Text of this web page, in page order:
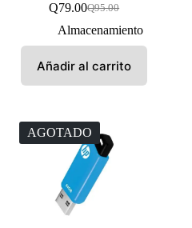
Q95.00
El
precio
original
Q95.00.
Q79.00El
precio
actual
Q79.00.
Almacenamiento
Añadir al carrito
AGOTADO